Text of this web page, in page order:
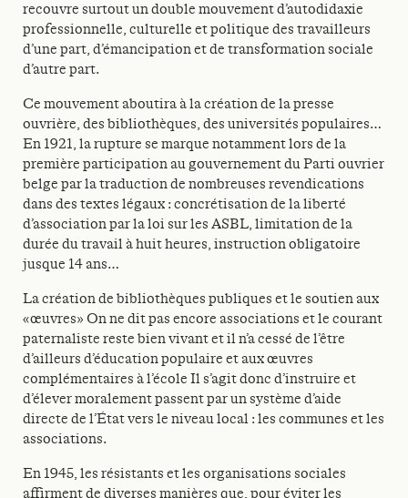
recouvre surtout un double mouvement d’autodidaxie
professionnelle, culturelle et politique des travailleurs
d’une part, d’émancipation et de transformation sociale
d’autre part.
Ce mouvement aboutira à la création de la presse
ouvrière, des bibliothèques, des universités populaires…
En 1921, la rupture se marque notamment lors de la
première participation au gouvernement du Parti ouvrier
belge par la traduction de nombreuses revendications
dans des textes légaux : concrétisation de la liberté
d’association par la loi sur les ASBL, limitation de la
durée du travail à huit heures, instruction obligatoire
jusque 14 ans…
La création de bibliothèques publiques et le soutien aux
«œuvres» On ne dit pas encore associations et le courant
paternaliste reste bien vivant et il n’a cessé de l’être
d’ailleurs d’éducation populaire et aux œuvres
complémentaires à l’école Il s’agit donc d’instruire et
d’élever moralement passent par un système d’aide
directe de l’État vers le niveau local : les communes et les
associations.
En 1945, les résistants et les organisations sociales
affirment de diverses manières que, pour éviter les